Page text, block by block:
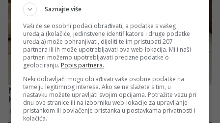
Saznajte više
Vaši će se osobni podaci obrađivati, a podatke s vašeg
uređaja (kolačiće, jedinstvene identifikatore i druge podatke
uređaja) može pohranjivati, dijeliti te im pristupati 207
partnera ili ih može upotrebljavati ova web-lokacija. Mi i naši
partneri možemo upotrebljavati precizne podatke o
geolociranju. Popis partnera.
Neki dobavljači mogu obrađivati vaše osobne podatke na
temelju legitimnog interesa. Ako se ne slažete s tim, u
nastavku možete upravljati svojim opcijama. Potražite vezu pri
dnu ove stranice ili na izborniku web-lokacije za upravljanje
pristankom ili povlačenje pristanka u postavkama privatnosti i
kolačića.